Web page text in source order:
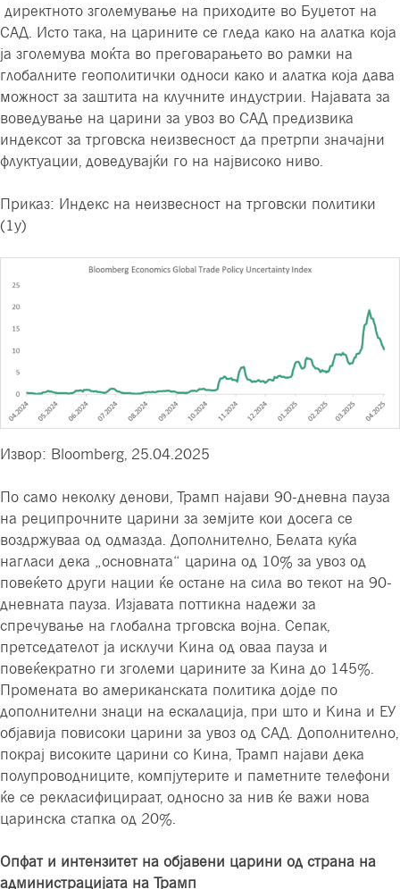
директното зголемување на приходите во Буџетот на
САД. Исто така, на царините се гледа како на алатка која
ја зголемува моќта во преговарањето во рамки на
глобалните геополитички односи како и алатка која дава
можност за заштита на клучните индустрии. Најавата за
воведување на царини за увоз во САД предизвика
индексот за трговска неизвесност да претрпи значајни
флуктуации, доведувајќи го на највисоко ниво.
Приказ: Индекс на неизвесност на трговски политики
(1y)
Извор: Bloomberg, 25.04.2025
По само неколку денови, Трамп најави 90-дневна пауза
на реципрочните царини за земјите кои досега се
воздржуваа од одмазда. Дополнително, Белата куќа
нагласи дека „основната“ царина од 10% за увоз од
повеќето други нации ќе остане на сила во текот на 90-
дневната пауза. Изјавата поттикна надежи за
спречување на глобална трговска војна. Сепак,
претседателот ја исклучи Кина од оваа пауза и
повеќекратно ги зголеми царините за Кина до 145%.
Промената во американската политика дојде по
дополнителни знаци на ескалација, при што и Кина и ЕУ
објавија повисоки царини за увоз од САД. Дополнително,
покрај високите царини со Кина, Трамп најави дека
полупроводниците, компјутерите и паметните телефони
ќе се рекласифицираат, односно за нив ќе важи нова
царинска стапка од 20%.
Опфат и интензитет на објавени царини од страна на
администрацијата на Трамп